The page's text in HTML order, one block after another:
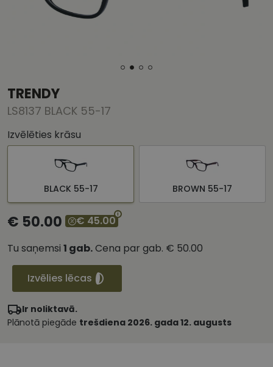
TRENDY
LS8137 BLACK 55-17
Izvēlēties krāsu
BLACK 55-17 BROWN 55-17
€ 50.00
€ 45.00
Tu saņemsi 1 gab.Cena par gab. € 50.00
Izvēlies lēcas
Ir noliktavā.
Plānotā piegāde trešdiena 2026. gada 12. augusts